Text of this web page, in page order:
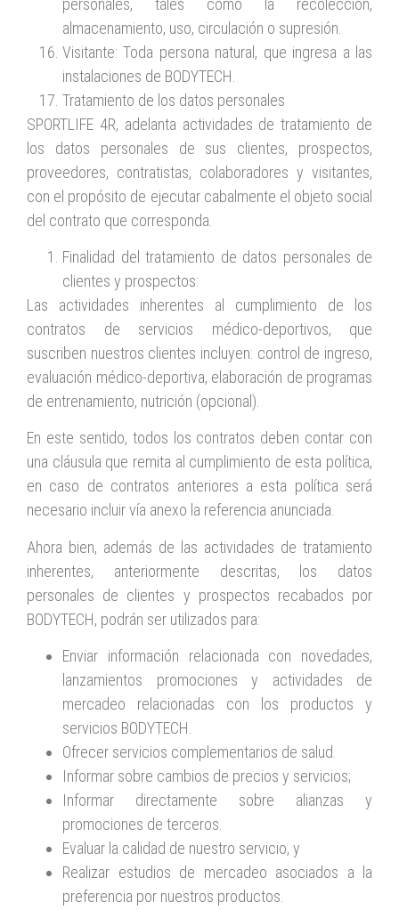
almacenamiento, uso, circulación o supresión.
Visitante: Toda persona natural, que ingresa a las
instalaciones de BODYTECH.
Tratamiento de los datos personales
SPORTLIFE 4R, adelanta actividades de tratamiento de
los datos personales de sus clientes, prospectos,
proveedores, contratistas, colaboradores y visitantes,
con el propósito de ejecutar cabalmente el objeto social
del contrato que corresponda.
Finalidad del tratamiento de datos personales de
clientes y prospectos:
Las actividades inherentes al cumplimiento de los
contratos de servicios médico-deportivos, que
suscriben nuestros clientes incluyen: control de ingreso,
evaluación médico-deportiva, elaboración de programas
de entrenamiento, nutrición (opcional).
En este sentido, todos los contratos deben contar con
una cláusula que remita al cumplimiento de esta política,
en caso de contratos anteriores a esta política será
necesario incluir vía anexo la referencia anunciada.
Ahora bien, además de las actividades de tratamiento
inherentes, anteriormente descritas, los datos
personales de clientes y prospectos recabados por
BODYTECH, podrán ser utilizados para:
Enviar información relacionada con novedades,
lanzamientos promociones y actividades de
mercadeo relacionadas con los productos y
servicios BODYTECH.
Ofrecer servicios complementarios de salud.
Informar sobre cambios de precios y servicios;
Informar directamente sobre alianzas y
promociones de terceros.
Evaluar la calidad de nuestro servicio, y
Realizar estudios de mercadeo asociados a la
preferencia por nuestros productos.